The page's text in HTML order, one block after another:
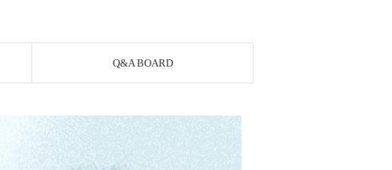
Q&A BOARD